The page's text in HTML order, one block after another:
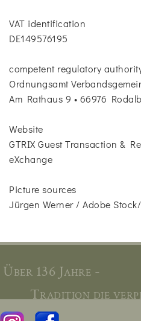
VAT identification
DE149576195
competent regulatory
Ordnungsamt
Am Rathaus 9 • 66976
Website
GTRIX Guest Transaction &
eXchange
Picture sources
Jürgen Werner / Adobe
Über 136 Jahre -
Tradition die